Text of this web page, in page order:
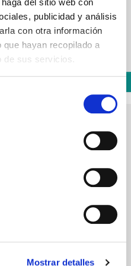
del sitio web con
publicidad y análisis
con otra información
hayan recopilado a
de sus servicios.
Mostrar detalles
SHINY
€